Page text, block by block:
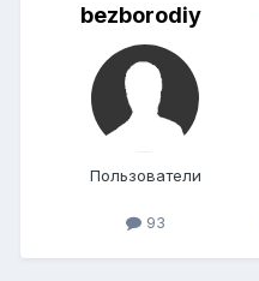
bezborodiy
Пользователи
93